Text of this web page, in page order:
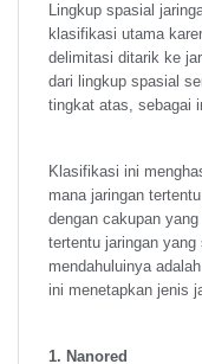
Lingkup spasial
klasifikasi utama
delimitasi ditarik ke
dari lingkup spasial
tingkat atas, sebagai
Klasifikasi ini
mana jaringan
dengan cakupan
tertentu jaringan
mendahuluinya
ini menetapkan jenis
1. Nanored